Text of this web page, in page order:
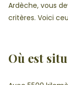
Ardèche, vous
critères. Voici
Où est